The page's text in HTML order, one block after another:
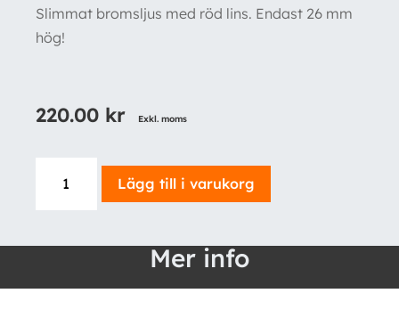
Slimmat bromsljus med röd lins. Endast 26 mm
hög!
220.00 kr Exkl. moms
Bromsljus
Slim
lins
Lägg till i varukorg
Mer info